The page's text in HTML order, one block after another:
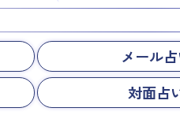
メール
対面占